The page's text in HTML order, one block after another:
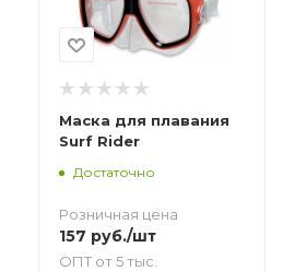
Маска для плавания
Surf Rider
Достаточно
Розничная цена
157 руб./шт
ОПТ от 5 тыс.